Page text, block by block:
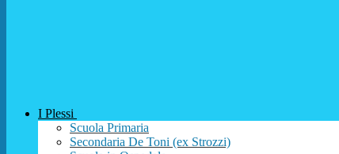
I Plessi
Scuola Primaria
Secondaria De Toni (ex Strozzi)